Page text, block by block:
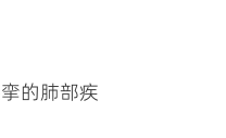
的肺部疾